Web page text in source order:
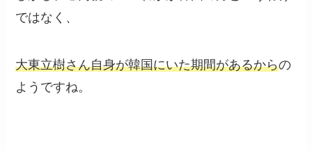
ではなく、
大東立樹さん自身が韓国にいた期間があるからの
ようですね。